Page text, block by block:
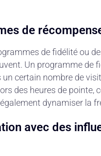
de
de fidélité ou
Un programme de
certain nombre de
des heures de
dynamiser la
avec des